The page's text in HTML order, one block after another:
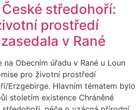
středohoří:
prostředí
v Rané
na Obecním úřadu v Rané u Loun
pro životní prostředí
Erzgebirge. Hlavním tématem bylo
stoletím existence Chráněné